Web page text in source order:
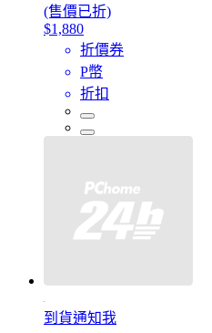
(售價已折)
$1,880
折價券
P幣
折扣
到貨通知我